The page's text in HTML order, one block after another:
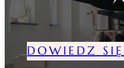
DOWIEDZ